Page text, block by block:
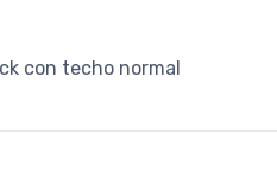
con techo normal